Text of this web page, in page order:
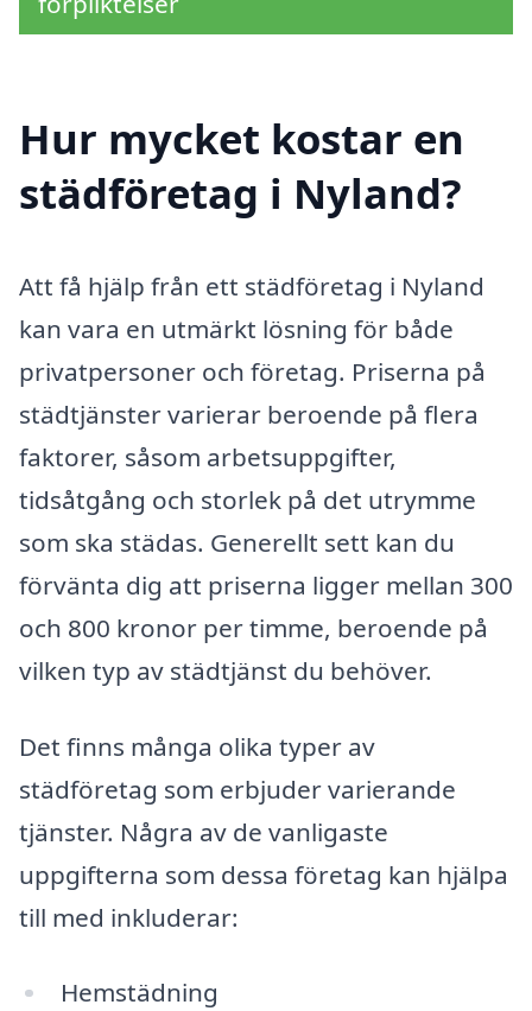
Hur mycket kostar en
städföretag i Nyland?
Att få hjälp från ett städföretag i Nyland
kan vara en utmärkt lösning för både
privatpersoner och företag. Priserna på
städtjänster varierar beroende på flera
faktorer, såsom arbetsuppgifter,
tidsåtgång och storlek på det utrymme
som ska städas. Generellt sett kan du
förvänta dig att priserna ligger mellan 300
och 800 kronor per timme, beroende på
vilken typ av städtjänst du behöver.
Det finns många olika typer av
städföretag som erbjuder varierande
tjänster. Några av de vanligaste
uppgifterna som dessa företag kan hjälpa
till med inkluderar:
Hemstädning